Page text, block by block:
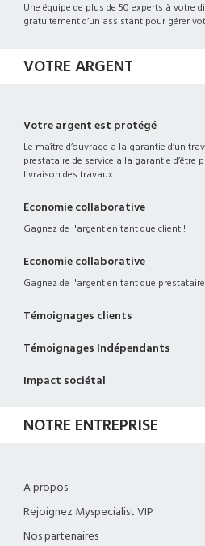
Une équipe de plus de 50 experts à votre
gratuitement d’un assistant pour gérer
VOTRE ARGENT
Votre argent est protégé
Le maître d’ouvrage a la garantie d’un
prestataire de service a la garantie d’être
livraison des travaux.
Economie collaborative
Gagnez de l'argent en tant que client !
Economie collaborative
Gagnez de l'argent en tant que
Témoignages clients
Témoignages Indépendants
Impact sociétal
NOTRE ENTREPRISE
A propos
Rejoignez Myspecialist VIP
Nos partenaires